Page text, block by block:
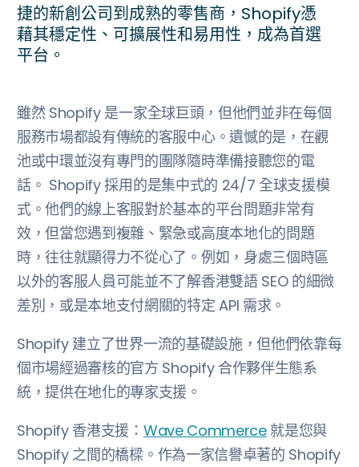
捷的新創公司到成熟的零售商，Shopify憑
藉其穩定性、可擴展性和易用性，成為首選
平台。
雖然 Shopify 是一家全球巨頭，但他們並非在每個
服務市場都設有傳統的客服中心。遺憾的是，在觀
池或中環並沒有專門的團隊隨時準備接聽您的電
話。 Shopify 採用的是集中式的 24/7 全球支援模
式。他們的線上客服對於基本的平台問題非常有
效，但當您遇到複雜、緊急或高度本地化的問題
時，往往就顯得力不從心了。例如，身處三個時區
以外的客服人員可能並不了解香港雙語 SEO 的細微
差別，或是本地支付網關的特定 API 需求。
Shopify 建立了世界一流的基礎設施，但他們依靠每
個市場經過審核的官方 Shopify 合作夥伴生態系
統，提供在地化的專家支援。
Shopify 香港支援： Wave Commerce就是您與
Shopify 之間的橋樑。作為一家信譽卓著的 Shopify